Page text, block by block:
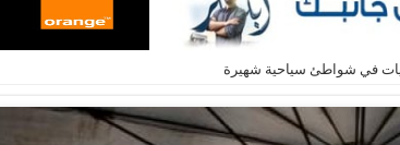
في شواطئ سياحية شهيرة